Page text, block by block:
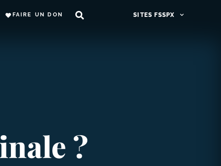
FAIRE UN DON SITES FSSPX
?